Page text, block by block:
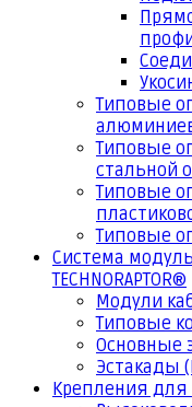
Типовые
Типовые
стальной
Типовые
Типовые
Система
TECHNORAPTOR®
Модули
Типовые
Основные
Эстакады
Крепления для